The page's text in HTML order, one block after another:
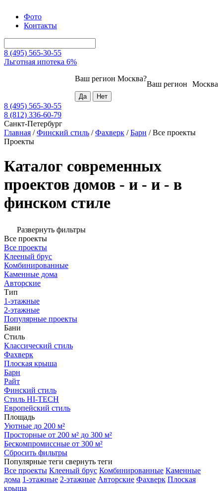
Фото
Контакты
8 (495) 565-30-55
Льготная ипотека 6%
Москва
Ваш регион
Ваш регион Москва?
8 (495) 565-30-55
8 (812) 336-60-79
Санкт-Петербург
Главная /Финский стиль /Фахверк /Барн /Все проекты
Проекты
Каталог современных
проектов домов - и - и - в
финском стиле
Развернуть фильтры
Все проекты
Все проекты
Клееный брус
Комбинированные
Каменные дома
Авторские
Тип
1-этажные
2-этажные
Популярные проекты
Бани
Стиль
Классический стиль
Фахверк
Плоская крыша
Барн
Райт
Финский стиль
Стиль HI-TECH
Европейский стиль
Площадь
Уютные до 200 м²
Просторные от 200 м² до 300 м²
Бескомпромиссные от 300 м²
Сбросить фильтры
Популярные теги свернуть теги
Все проекты Клееный брус Комбинированные Каменные
дома 1-этажные 2-этажные Авторские Фахверк Плоская
крыша